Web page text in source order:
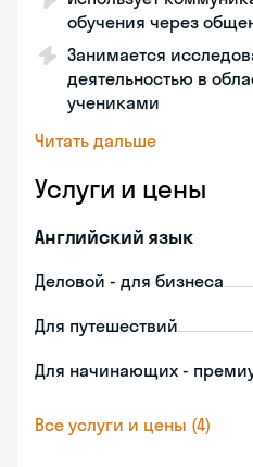
обучения через
Занимается
деятельностью в
учениками
Читать дальше
Услуги и цены
Английский язык
Деловой - для бизнеса
Для путешествий
Для начинающих -
Все услуги и цены (4)